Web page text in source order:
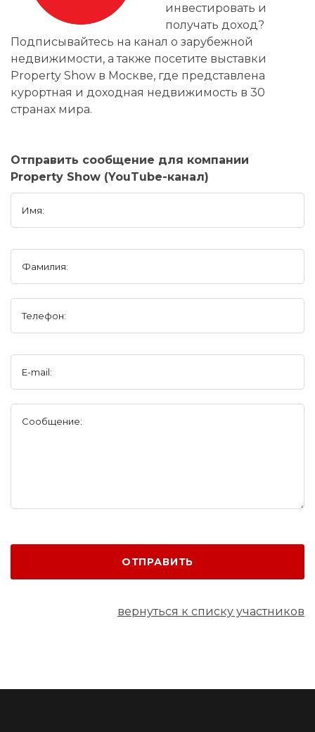
инвестировать и
получать доход?
Подписывайтесь на канал о зарубежной
недвижимости, а также посетите выставки
Property Show в Москве, где представлена
курортная и доходная недвижимость в 30
странах мира.
Отправить сообщение для компании
Property Show (YouTube-канал)
Имя:
Фамилия:
Телефон:
E-mail:
Сообщение:
ОТПРАВИТЬ
вернуться к списку участников